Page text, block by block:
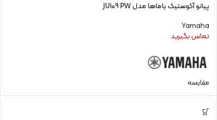
پیانو آکوستیک یاماها مدل JU109 PW
Yamaha
تماس بگیرید
مقایسه